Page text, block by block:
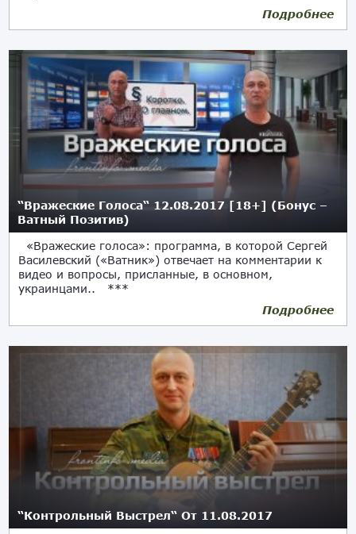
Подробнее
“Вражеские Голоса“ 12.08.2017 [18+] (Бонус –
Ватный Позитив)
«Вражеские голоса»: программа, в которой Сергей
Василевский («Ватник») отвечает на комментарии к
видео и вопросы, присланные, в основном,
украинцами.. ***
Подробнее
“Контрольный Выстрел“ От 11.08.2017